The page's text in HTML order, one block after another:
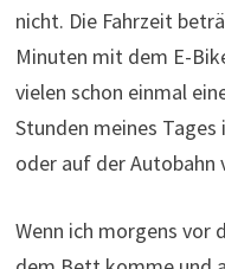
nicht. Die Fahrzeit
Minuten mit dem E-
vielen schon einmal
Stunden meines
oder auf der Autobahn
Wenn ich morgens vor